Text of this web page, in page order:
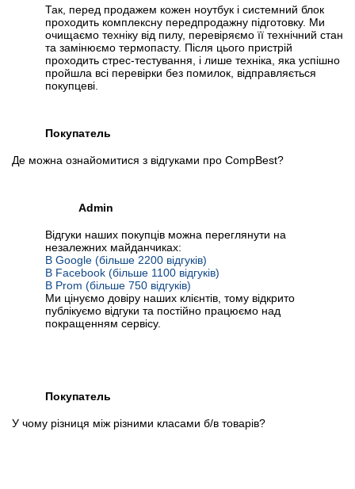
Так, перед продажем кожен ноутбук і системний блок
проходить комплексну передпродажну підготовку. Ми
очищаємо техніку від пилу, перевіряємо її технічний стан
та замінюємо термопасту. Після цього пристрій
проходить стрес-тестування, і лише техніка, яка успішно
пройшла всі перевірки без помилок, відправляється
покупцеві.
Покупатель
Де можна ознайомитися з відгуками про CompBest?
Admin
Відгуки наших покупців можна переглянути на
незалежних майданчиках:
В Google (більше 2200 відгуків)
В Facebook (більше 1100 відгуків)
В Prom (більше 750 відгуків)
Ми цінуємо довіру наших клієнтів, тому відкрито
публікуємо відгуки та постійно працюємо над
покращенням сервісу.
Покупатель
У чому різниця між різними класами б/в товарів?